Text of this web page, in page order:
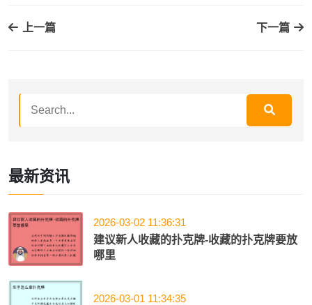
上一篇 下一篇
最新资讯
2026-03-02 11:36:31
建议新人收藏的扑克牌-收藏的扑克牌要放
哪里
2026-03-01 11:34:35